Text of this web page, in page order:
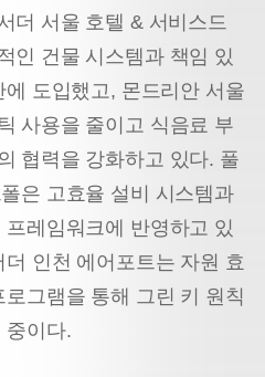
더 서울 호텔 & 서비스드
인 건물 시스템과 책임 있
도입했고, 몬드리안 서울
사용을 줄이고 식음료 부
협력을 강화하고 있다. 풀
은 고효율 설비 시스템과
레임워크에 반영하고 있
인천 에어포트는 자원 효
그램을 통해 그린 키 원칙
중이다.